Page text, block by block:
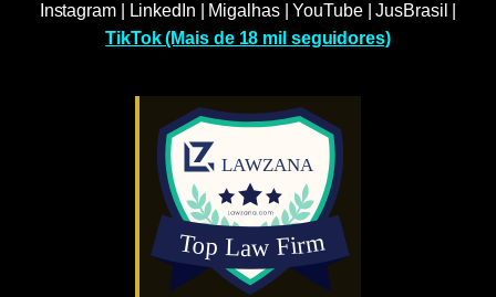
Instagram| LinkedIn Migalhas|YouTube|JusBrasil
TikTok (Mais de 18 mil seguidores)